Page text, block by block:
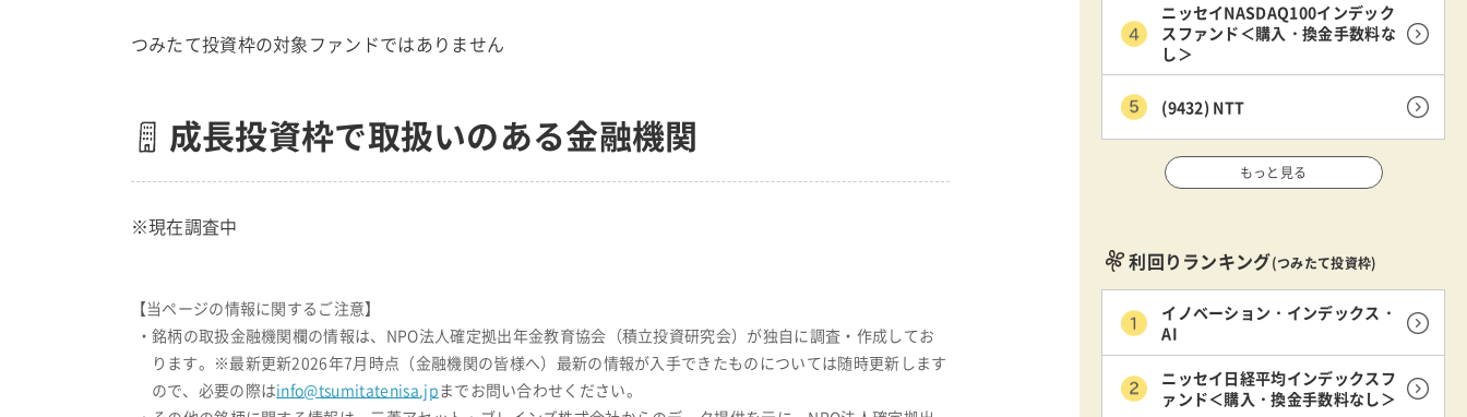
つみたて投資枠の対象ファンドではありません
成長投資枠で取扱いのある金融機関
※現在調査中
【当ページの情報に関するご注意】
・銘柄の取扱金融機関欄の情報は、NPO法人確定拠出年金教育協会（積立投資研究会）が独自に調査・作成してお
ります。※最新更新2026年7月時点（金融機関の皆様へ）最新の情報が入手できたものについては随時更新します
ので、必要の際はinfo@tsumitatenisa.jp までお問い合わせください。
ニッセイNASDAQ100インデック
スファンド＜購入・換金手数料な
し＞
(9432) NTT
もっと見る
利回りランキング(つみたて投資枠)
イノベーション・インデックス・
AI
ニッセイ日経平均インデックスフ
ァンド＜購入・換金手数料なし＞